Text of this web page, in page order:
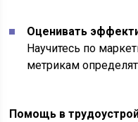
Оценивать
Научитесь по
метрикам
Помощь в